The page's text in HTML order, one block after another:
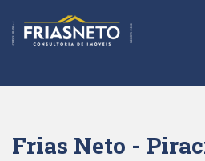
t
Frias Neto -